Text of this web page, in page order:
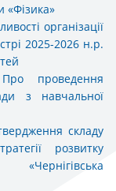
«Фізика»
організації
2025-2026 н.р.
проведення
з навчальної
складу
розвитку
«Чернігівська